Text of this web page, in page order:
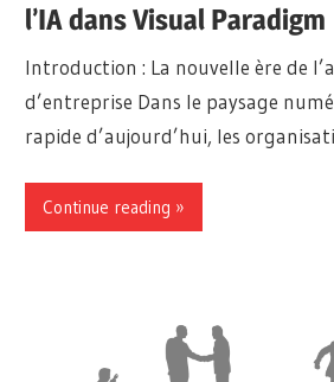
l’IA dans Visual Paradigm
Introduction : La nouvelle ère de
d’entreprise Dans le paysage
rapide d’aujourd’hui, les
Continue reading